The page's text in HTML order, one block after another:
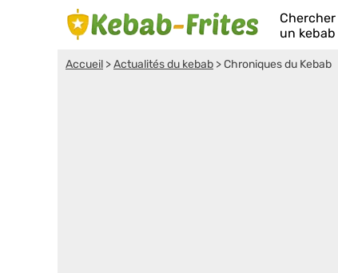
Chercher
un kebab
Accueil >Actualités du kebab >Chroniques du Kebab